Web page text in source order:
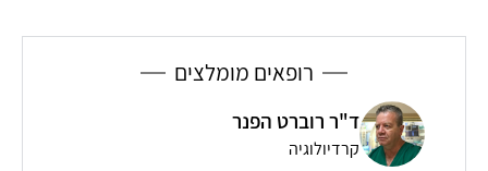
רופאים מומלצים
ד"ר רוברט הפנר
קרדיולוגיה